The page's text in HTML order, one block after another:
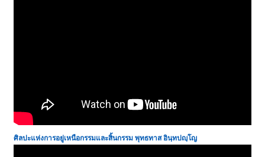
ศิลปะแห่งการอยู่เหนือกรรมและสิ้นกรรม พุทธทาส อินฺทปญฺโญ